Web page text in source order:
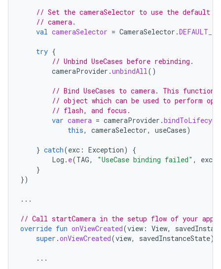
// Set the cameraSelector to use the default
// camera.
val cameraSelector = CameraSelector .
try {
// Unbind UseCases before rebinding.
cameraProvider .unbindAll()
// Bind UseCases to camera. This function
// object which can be used to perform
// flash, and focus.
var camera = cameraProvider .
this, cameraSelector, useCases)
} catch(exc : Exception)
{
Log . e(TAG, "UseCase binding failed" , exc
}
})
...
// Call startCamera in the setup flow of your app,
override fun onViewCreated(view : View,
super .onViewCreated(view, savedInstanceState)
...